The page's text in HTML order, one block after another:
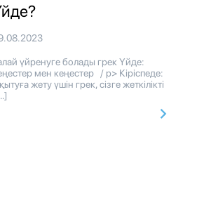
үйренуге болады грек Үйде:
мен кеңестер / p> Кіріспеде:
жету үшін грек, сізге жеткілікті